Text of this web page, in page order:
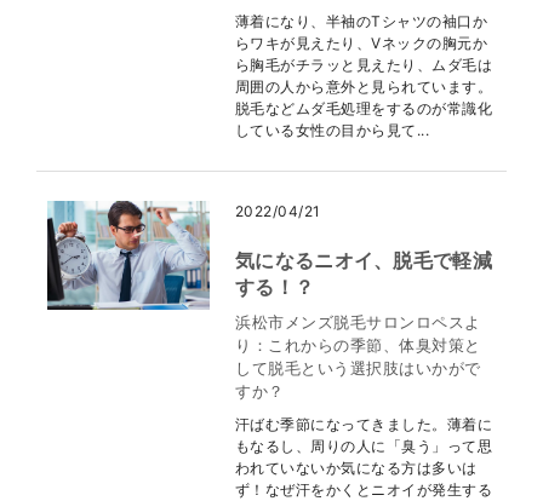
薄着になり、半袖のTシャツの袖口か
らワキが見えたり、Vネックの胸元か
ら胸毛がチラッと見えたり、ムダ毛は
周囲の人から意外と見られています。
脱毛などムダ毛処理をするのが常識化
している女性の目から見て...
2022/04/21
気になるニオイ、脱毛で軽減
する！？
浜松市メンズ脱毛サロンロペスよ
り：これからの季節、体臭対策と
して脱毛という選択肢はいかがで
すか？
汗ばむ季節になってきました。薄着に
もなるし、周りの人に「臭う」って思
われていないか気になる方は多いは
ず！なぜ汗をかくとニオイが発生する